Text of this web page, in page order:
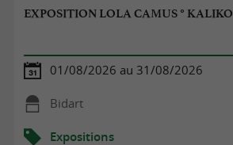
EXPOSITION LOLA CAMUS ° KALIKO
01/08/2026 au 31/08/2026
Bidart
Expositions